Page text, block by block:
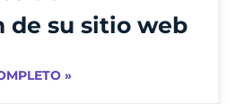
de su sitio web
»